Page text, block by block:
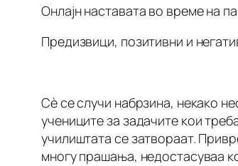
Онлајн наставата во време на
Предизвици, позитивни и
Сѐ се случи набрзина, некако
учениците за задачите кои
училиштата се затвораат.
многу прашања, недостасуваа